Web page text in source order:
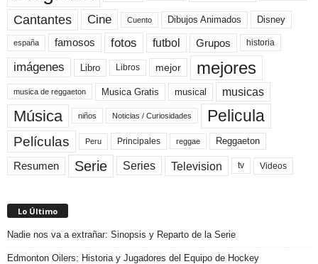
Cantantes Cine Cuento Dibujos Animados Disney
españa famosos fotos futbol Grupos historia
imágenes Libro Libros mejor mejores
musica de reggaeton Musica Gratis musical musicas
Música niños Noticias / Curiosidades Pelicula
Películas Peru Principales reggae Reggaeton
Resumen Serie Series Television tv Videos
Lo Último
Nadie nos va a extrañar: Sinopsis y Reparto de la Serie
Edmonton Oilers: Historia y Jugadores del Equipo de Hockey